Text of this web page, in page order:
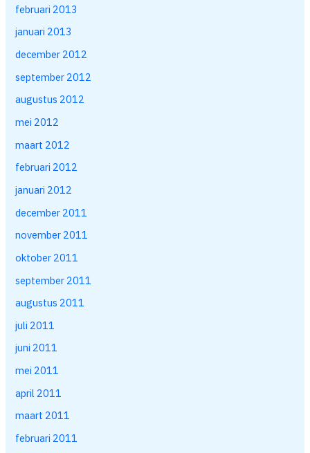
februari 2013
januari 2013
december 2012
september 2012
augustus 2012
mei 2012
maart 2012
februari 2012
januari 2012
december 2011
november 2011
oktober 2011
september 2011
augustus 2011
juli 2011
juni 2011
mei 2011
april 2011
maart 2011
februari 2011